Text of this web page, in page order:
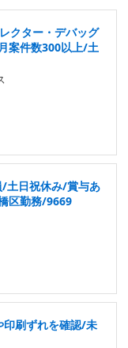
クター・デバッグ
案件数300以上/土
/土日祝休み/賞与あ
区勤務/9669
印刷ずれを確認/未